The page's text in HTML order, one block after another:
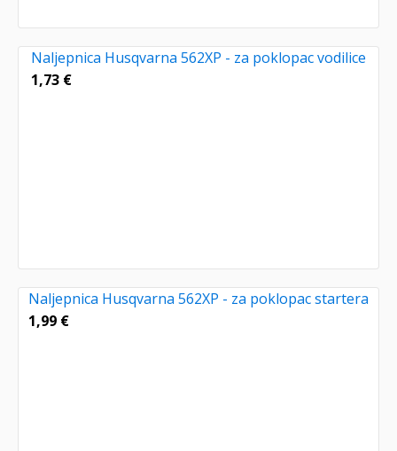
Naljepnica Husqvarna 562XP - za poklopac vodilice
1,73 €
Naljepnica Husqvarna 562XP - za poklopac startera
1,99 €